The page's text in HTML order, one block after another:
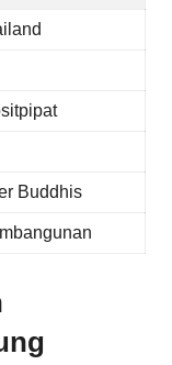
Buddhis